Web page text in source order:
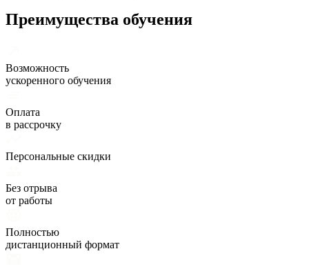
Преимущества обучения
Возможность
ускоренного обучения
Оплата
в рассрочку
Персональные скидки
Без отрыва
от работы
Полностью
дистанционный формат